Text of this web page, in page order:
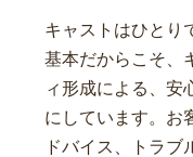
キャストはひとり
基本だからこそ、
ィ形成による、安
にしています。お
ドバイス、トラブ